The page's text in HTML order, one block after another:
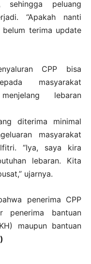
sehingga peluang
“Apakah nanti
terima update
CPP bisa
masyarakat
lebaran
diterima minimal
masyarakat
“Iya, saya kira
lebaran. Kita
ujarnya.
penerima CPP
penerima bantuan
maupun bantuan